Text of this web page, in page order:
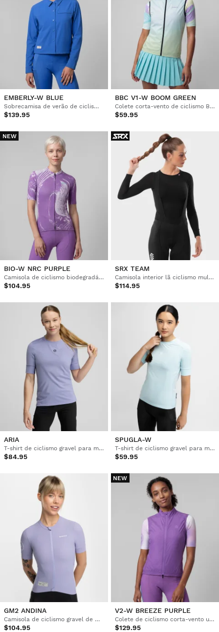
EMBERLY-W BLUE
Sobrecamisa de verão de ciclismo gravel para mulher
$139.95
BBC V1-W BOOM GREEN
Colete corta-vento de ciclismo Boombastic
$59.95
NEW
BIO-W NRC PURPLE
Camisola de ciclismo biodegradável para mulher
$104.95
SRX TEAM
Camisola interior lã ciclismo mulher
$114.95
ARIA
T-shirt de ciclismo gravel para mulher
$84.95
SPUGLA-W
T-shirt de ciclismo gravel para mulher
$59.95
GM2 ANDINA
Camisola de ciclismo gravel de manga curta para mulher
$104.95
NEW
V2-W BREEZE PURPLE
Colete de ciclismo corta-vento ultraleve mulher
$129.95